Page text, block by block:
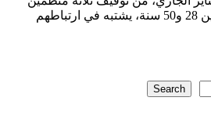
ووسطاء تتراوح أعمارهم بين 28 و50 سنة، يشتبه في ارتباطهم
Search